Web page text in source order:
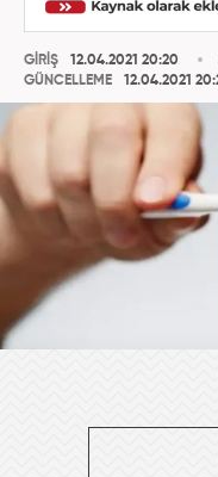
GİRİŞ
12.04.2021 20:20
GÜNCELLEME
12.04.2021